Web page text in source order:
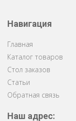
Навигация
Главная
Каталог товаров
Стол заказов
Статьи
Обратная связь
Наш адрес: